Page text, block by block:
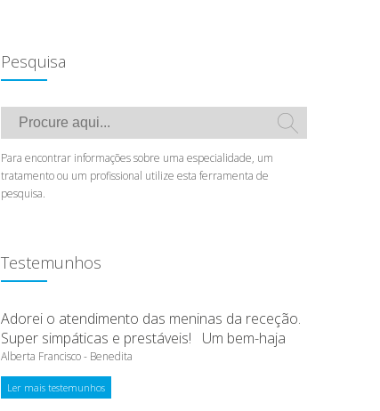
Pesquisa
Para encontrar informações sobre uma especialidade, um
tratamento ou um profissional utilize esta ferramenta de
pesquisa.
Testemunhos
Adorei o atendimento das meninas da receção.
Super simpáticas e prestáveis! Um bem-haja
Alberta Francisco - Benedita
Ler mais testemunhos